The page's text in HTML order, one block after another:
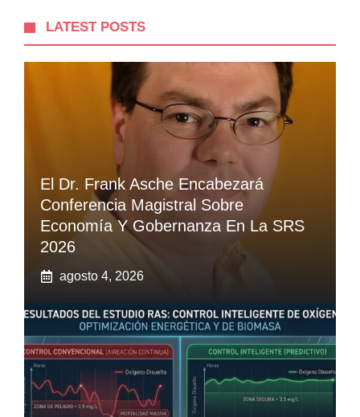
LATEST POSTS
El Dr. Frank Asche Encabezará
Conferencia Magistral Sobre
Economía Y Gobernanza En La SRS
2026
agosto 4, 2026